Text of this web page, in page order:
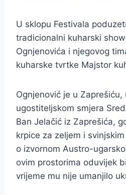
U sklopu Festivala
tradicionalni kuharski
Ognjenovića i njegovog
kuharske tvrtke Majstor
Ognjenović je u Zaprešiću,
ugostiteljskom smjera
Ban Jelačić iz Zaprešića,
krpice za zeljem i
o izvornom Austro-
ovim prostorima oduvijek
vrijeme mu nije umanjilo